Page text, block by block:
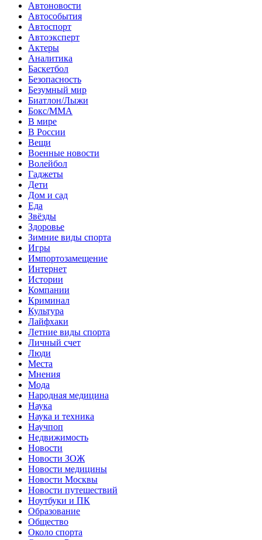
Автоновости
Автособытия
Автоспорт
Автоэксперт
Актеры
Аналитика
Баскетбол
Безопасность
Безумный мир
Биатлон/Лыжи
Бокс/MMA
В мире
В России
Вещи
Военные новости
Волейбол
Гаджеты
Дети
Дом и сад
Еда
Звёзды
Здоровье
Зимние виды спорта
Игры
Импортозамещение
Интернет
Истории
Компании
Криминал
Культура
Лайфхаки
Летние виды спорта
Личный счет
Люди
Места
Мнения
Мода
Народная медицина
Наука
Наука и техника
Научпоп
Недвижимость
Новости
Новости ЗОЖ
Новости медицины
Новости Москвы
Новости путешествий
Ноутбуки и ПК
Образование
Общество
Около спорта